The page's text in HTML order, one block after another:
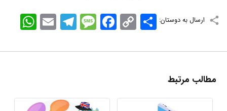
ارسال به دوستان: WhatsApp EmailTelegramMessageFacebook Copy
Link
اشتراک
مطالب مرتبط